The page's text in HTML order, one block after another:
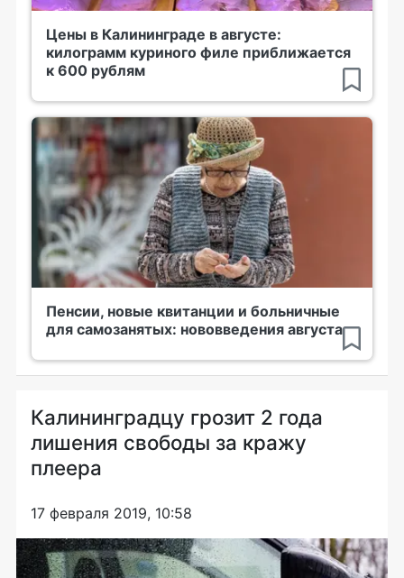
Цены в Калининграде в августе:
килограмм куриного филе приближается
к 600 рублям
Пенсии, новые квитанции и больничные
для самозанятых: нововведения августа
Калининградцу грозит 2 года
лишения свободы за кражу
плеера
17 февраля 2019, 10:58